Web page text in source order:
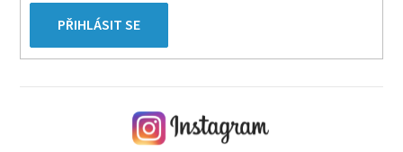
PŘIHLÁSIT SE